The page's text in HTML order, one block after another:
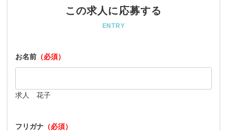
この求人に応募する
ENTRY
お名前 （必須）
求人 花子
フリガナ （必須）